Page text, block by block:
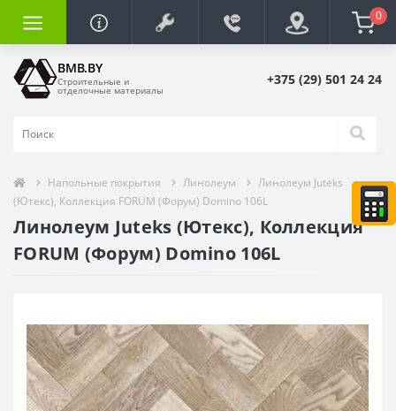
0
BMB.BY
Строительные и
отделочные материалы
+375 (29) 501 24 24
Напольные покрытия Линолеум
Линолеум Juteks
(Ютекс), Коллекция FORUM (Форум) Domino 106L
Линолеум Juteks (Ютекс), Коллекция
FORUM (Форум) Domino 106L